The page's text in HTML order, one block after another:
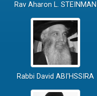
Rav Aharon L. STEINMAN
Rabbi David ABI'HSSIRA